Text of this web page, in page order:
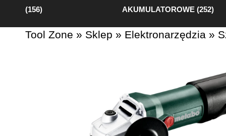
(156)
AKUMULATOROWE (252)
Tool Zone » Sklep » Elektronarzędzia »